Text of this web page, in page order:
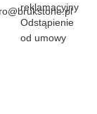
reklamacyjny
Odstąpienie
od umowy